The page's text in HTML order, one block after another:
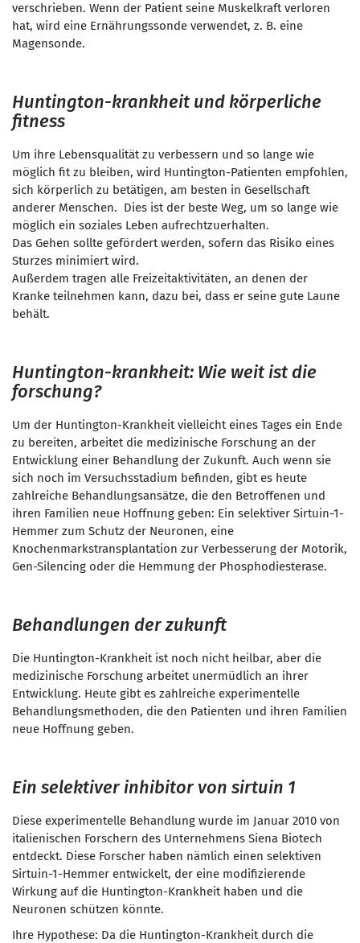
verschrieben. Wenn der Patient seine Muskelkraft verloren
hat, wird eine Ernährungssonde verwendet, z. B. eine
Magensonde.
Huntington-krankheit und körperliche
fitness
Um ihre Lebensqualität zu verbessern und so lange wie
möglich fit zu bleiben, wird Huntington-Patienten empfohlen,
sich körperlich zu betätigen, am besten in Gesellschaft
anderer Menschen. Dies ist der beste Weg, um so lange wie
möglich ein soziales Leben aufrechtzuerhalten.
Das Gehen sollte gefördert werden, sofern das Risiko eines
Sturzes minimiert wird.
Außerdem tragen alle Freizeitaktivitäten, an denen der
Kranke teilnehmen kann, dazu bei, dass er seine gute Laune
behält.
Huntington-krankheit: Wie weit ist die
forschung?
Um der Huntington-Krankheit vielleicht eines Tages ein Ende
zu bereiten, arbeitet die medizinische Forschung an der
Entwicklung einer Behandlung der Zukunft. Auch wenn sie
sich noch im Versuchsstadium befinden, gibt es heute
zahlreiche Behandlungsansätze, die den Betroffenen und
ihren Familien neue Hoffnung geben: Ein selektiver Sirtuin-1-
Hemmer zum Schutz der Neuronen, eine
Knochenmarkstransplantation zur Verbesserung der Motorik,
Gen-Silencing oder die Hemmung der Phosphodiesterase.
Behandlungen der zukunft
Die Huntington-Krankheit ist noch nicht heilbar, aber die
medizinische Forschung arbeitet unermüdlich an ihrer
Entwicklung. Heute gibt es zahlreiche experimentelle
Behandlungsmethoden, die den Patienten und ihren Familien
neue Hoffnung geben.
Ein selektiver inhibitor von sirtuin 1
Diese experimentelle Behandlung wurde im Januar 2010 von
italienischen Forschern des Unternehmens Siena Biotech
entdeckt. Diese Forscher haben nämlich einen selektiven
Sirtuin-1-Hemmer entwickelt, der eine modifizierende
Wirkung auf die Huntington-Krankheit haben und die
Neuronen schützen könnte.
Ihre Hypothese: Da die Huntington-Krankheit durch die